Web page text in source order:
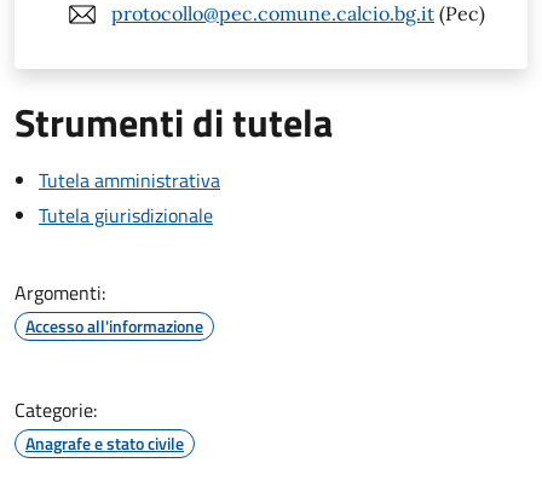
protocollo@pec.comune.calcio.bg.it (Pec)
Strumenti di tutela
Tutela amministrativa
Tutela giurisdizionale
Argomenti:
Accesso all'informazione
Categorie:
Anagrafe e stato civile